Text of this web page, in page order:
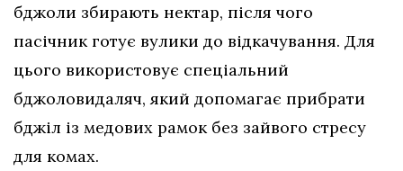
бджоли збирають нектар, після чого
пасічник готує вулики до відкачування. Для
цього використовує спеціальний
бджоловидаляч, який допомагає прибрати
бджіл із медових рамок без зайвого стресу
для комах.